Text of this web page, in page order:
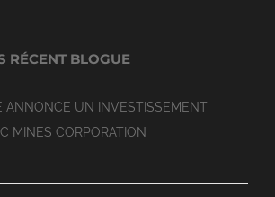
RÉCENT BLOGUE
ANNONCE UN INVESTISSEMENT
MINES CORPORATION